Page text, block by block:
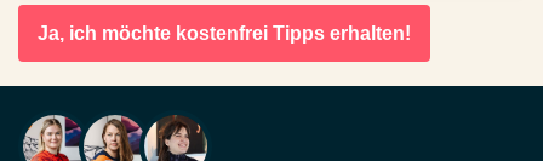
Ja, ich möchte kostenfrei Tipps erhalten!